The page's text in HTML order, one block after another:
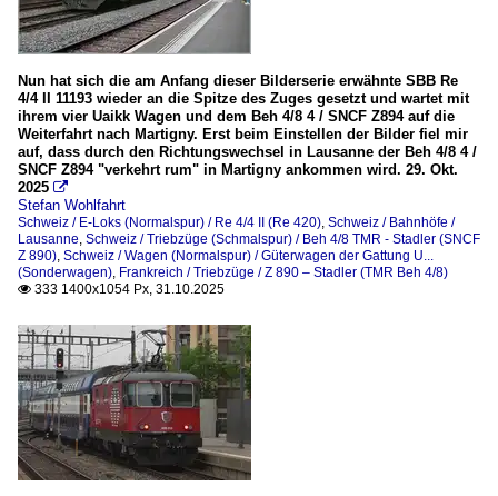
Nun hat sich die am Anfang dieser Bilderserie erwähnte SBB Re
4/4 II 11193 wieder an die Spitze des Zuges gesetzt und wartet mit
ihrem vier Uaikk Wagen und dem Beh 4/8 4 / SNCF Z894 auf die
Weiterfahrt nach Martigny. Erst beim Einstellen der Bilder fiel mir
auf, dass durch den Richtungswechsel in Lausanne der Beh 4/8 4 /
SNCF Z894 "verkehrt rum" in Martigny ankommen wird. 29. Okt.
2025 
Stefan Wohlfahrt
Schweiz / E-Loks (Normalspur) / Re 4/4 II (Re 420), Schweiz / Bahnhöfe /
Lausanne, Schweiz / Triebzüge (Schmalspur) / Beh 4/8 TMR - Stadler (SNCF
Z 890), Schweiz / Wagen (Normalspur) / Güterwagen der Gattung U...
(Sonderwagen), Frankreich / Triebzüge / Z 890 – Stadler (TMR Beh 4/8)
 333 1400x1054 Px, 31.10.2025